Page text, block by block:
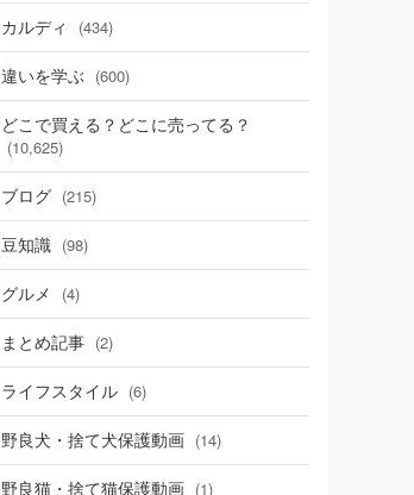
カルディ (434)
違いを学ぶ (600)
どこで買える？どこに売ってる？
(10,625)
ブログ (215)
豆知識 (98)
グルメ (4)
まとめ記事 (2)
ライフスタイル (6)
野良犬・捨て犬保護動画 (14)
野良猫・捨て猫保護動画 (1)